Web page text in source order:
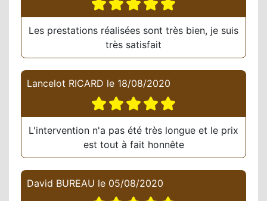
Les prestations réalisées sont très bien, je suis
très satisfait
Lancelot RICARD le 18/08/2020
L'intervention n'a pas été très longue et le prix
est tout à fait honnête
David BUREAU le 05/08/2020